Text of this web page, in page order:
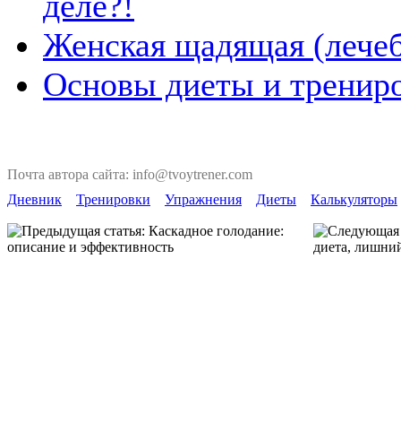
Женская щадящая
Основы диеты и
Почта автора сайта: info@tvoytrener.com
Дневник
Тренировки Упражнения Диеты Калькуляторы